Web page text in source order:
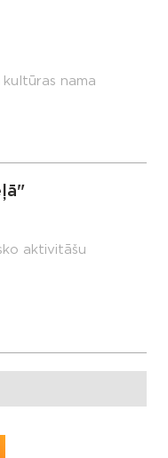
nama
aktivitāšu